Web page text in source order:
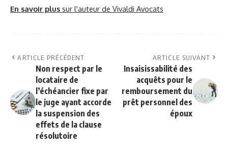
En savoir plus sur l'auteur de Vivaldi Avocats
ARTICLE PRÉCÉDENT
Non respect par le
locataire de
l’échéancier fixe par
le juge ayant accorde
la suspension des
effets de la clause
résolutoire
ARTICLE SUIVANT
Insaisissabilité des
acquêts pour le
remboursement du
prêt personnel des
époux